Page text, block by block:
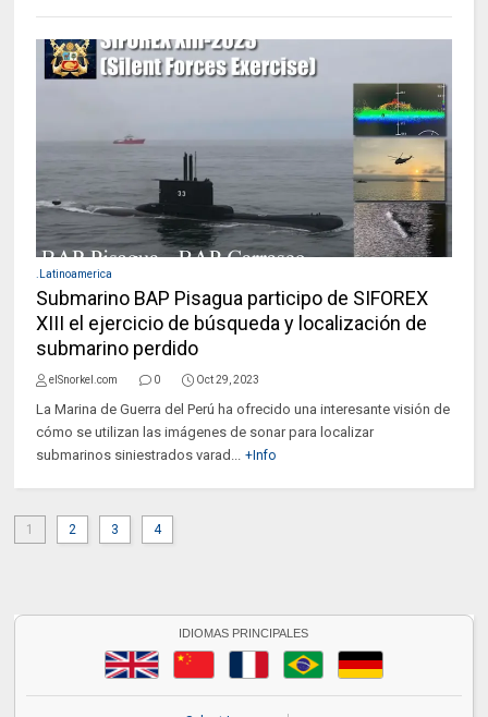
.Latinoamerica
Submarino BAP Pisagua participo de SIFOREX
XIII el ejercicio de búsqueda y localización de
submarino perdido
elSnorkel.com 0 Oct 29, 2023
La Marina de Guerra del Perú ha ofrecido una interesante visión de
cómo se utilizan las imágenes de sonar para localizar
submarinos siniestrados varad... +Info
1 2 3 4
IDIOMAS PRINCIPALES